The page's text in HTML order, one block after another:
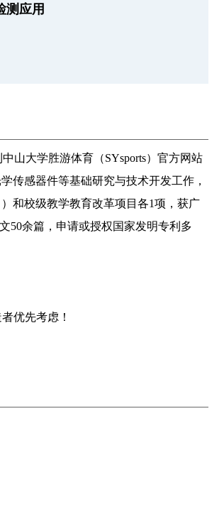
测应用
山大学胜游体育（SYsports）官方网站
传感器件等基础研究与技术开发工作，
和校级教学教育改革项目各1项，获广
50余篇，申请或授权国家发明专利多
优先考虑！